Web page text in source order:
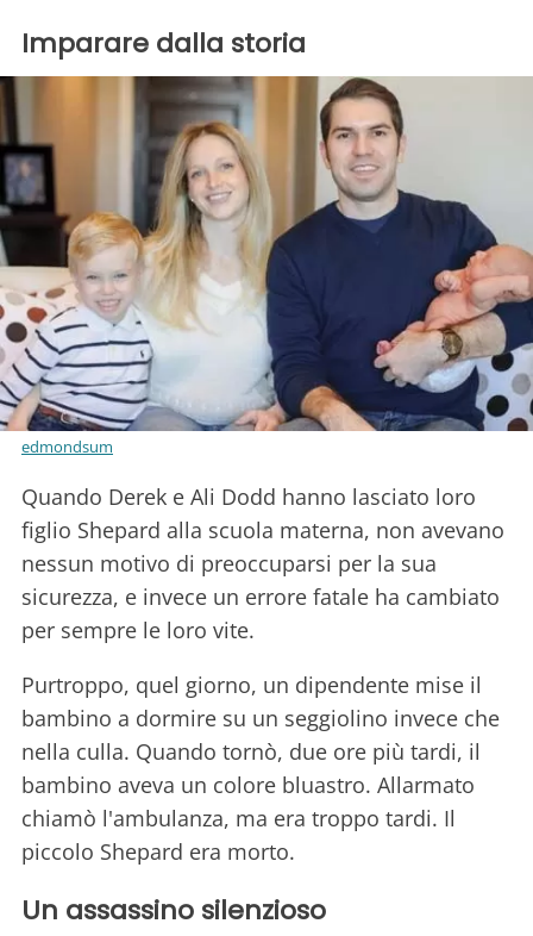
Imparare dalla storia
edmondsum
Quando Derek e Ali Dodd hanno lasciato loro
figlio Shepard alla scuola materna, non avevano
nessun motivo di preoccuparsi per la sua
sicurezza, e invece un errore fatale ha cambiato
per sempre le loro vite.
Purtroppo, quel giorno, un dipendente mise il
bambino a dormire su un seggiolino invece che
nella culla. Quando tornò, due ore più tardi, il
bambino aveva un colore bluastro. Allarmato
chiamò l'ambulanza, ma era troppo tardi. Il
piccolo Shepard era morto.
Un assassino silenzioso